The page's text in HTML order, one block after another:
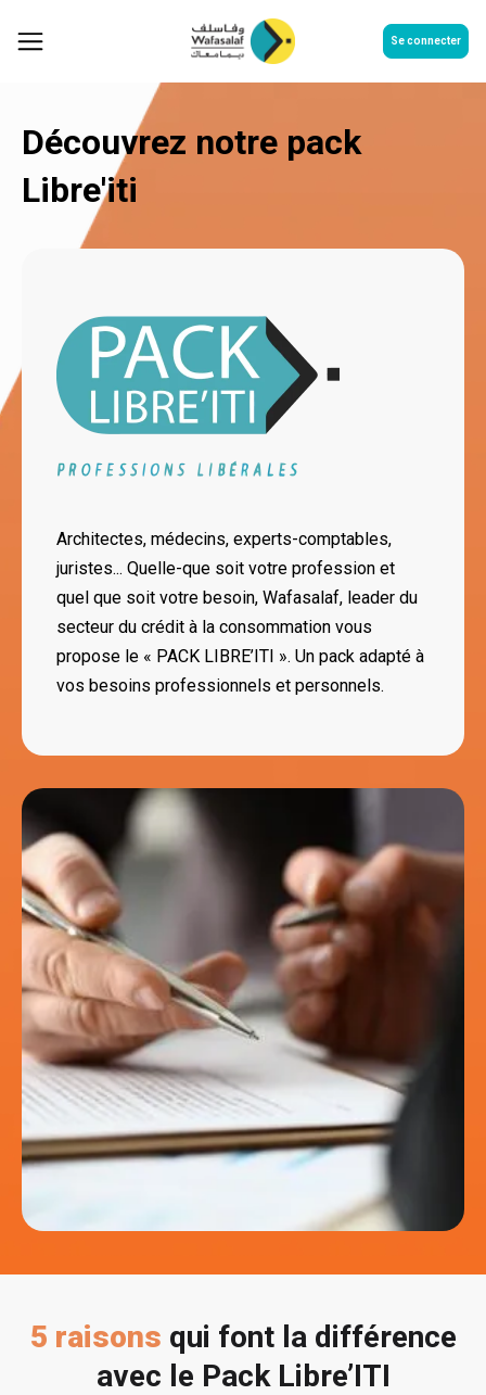
Se connecter
Pack libre'iti
Découvrez notre pack
Libre'iti
Architectes, médecins, experts-comptables,
juristes... Quelle-que soit votre profession et
quel que soit votre besoin, Wafasalaf, leader du
secteur du crédit à la consommation vous
propose le « PACK LIBRE’ITI ». Un pack adapté à
vos besoins professionnels et personnels.
5 raisons qui font la différence avec le
5 raisons qui font la différence
avec le Pack Libre’ITI